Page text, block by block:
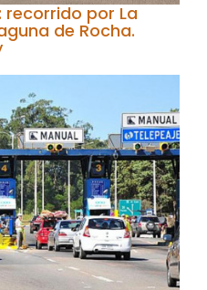
recorrido por La
de Rocha.